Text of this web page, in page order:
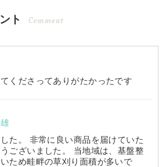
ト Comment
くださってありがたかったです
た。 非常に良い商品を届けていた
ございました。 当地域は、基盤整
ため畦畔の草刈り面積が多いで